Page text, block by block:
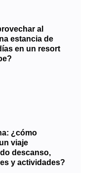
al
estancia de
en un resort
¿cómo
viaje
descanso,
y actividades?